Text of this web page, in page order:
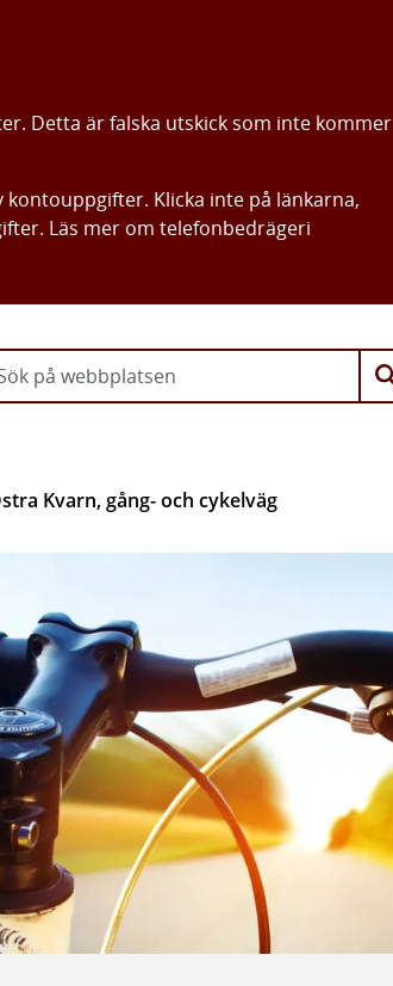
Detta är falska utskick som inte kommer
Klicka inte på länkarna,
Läs mer om telefonbedrägeri
Kvarn, gång- och cykelväg